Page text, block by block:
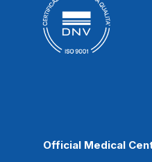
Official Medical